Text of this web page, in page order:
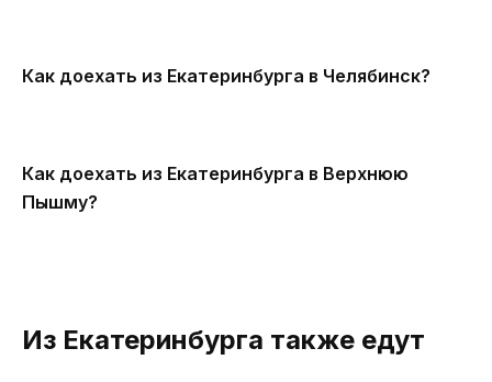
Как доехать из Екатеринбурга в Челябинск?
Как доехать из Екатеринбурга в Верхнюю
Пышму?
Из Екатеринбурга также едут